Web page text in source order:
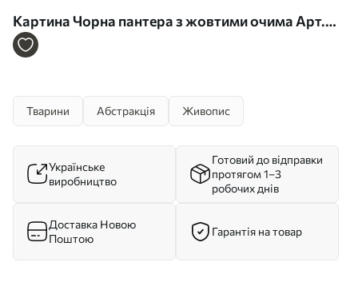
Картина Чорна пантера з жовтими очима Арт.
s44493
Тварини Абстракція Живопис
Українське
виробництво
Готовий до відправки
протягом 1–3
робочих днів
Доставка Новою
Поштою
Гарантія на товар